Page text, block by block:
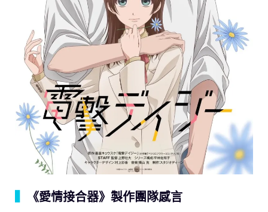
《愛情接合器》製作團隊感言